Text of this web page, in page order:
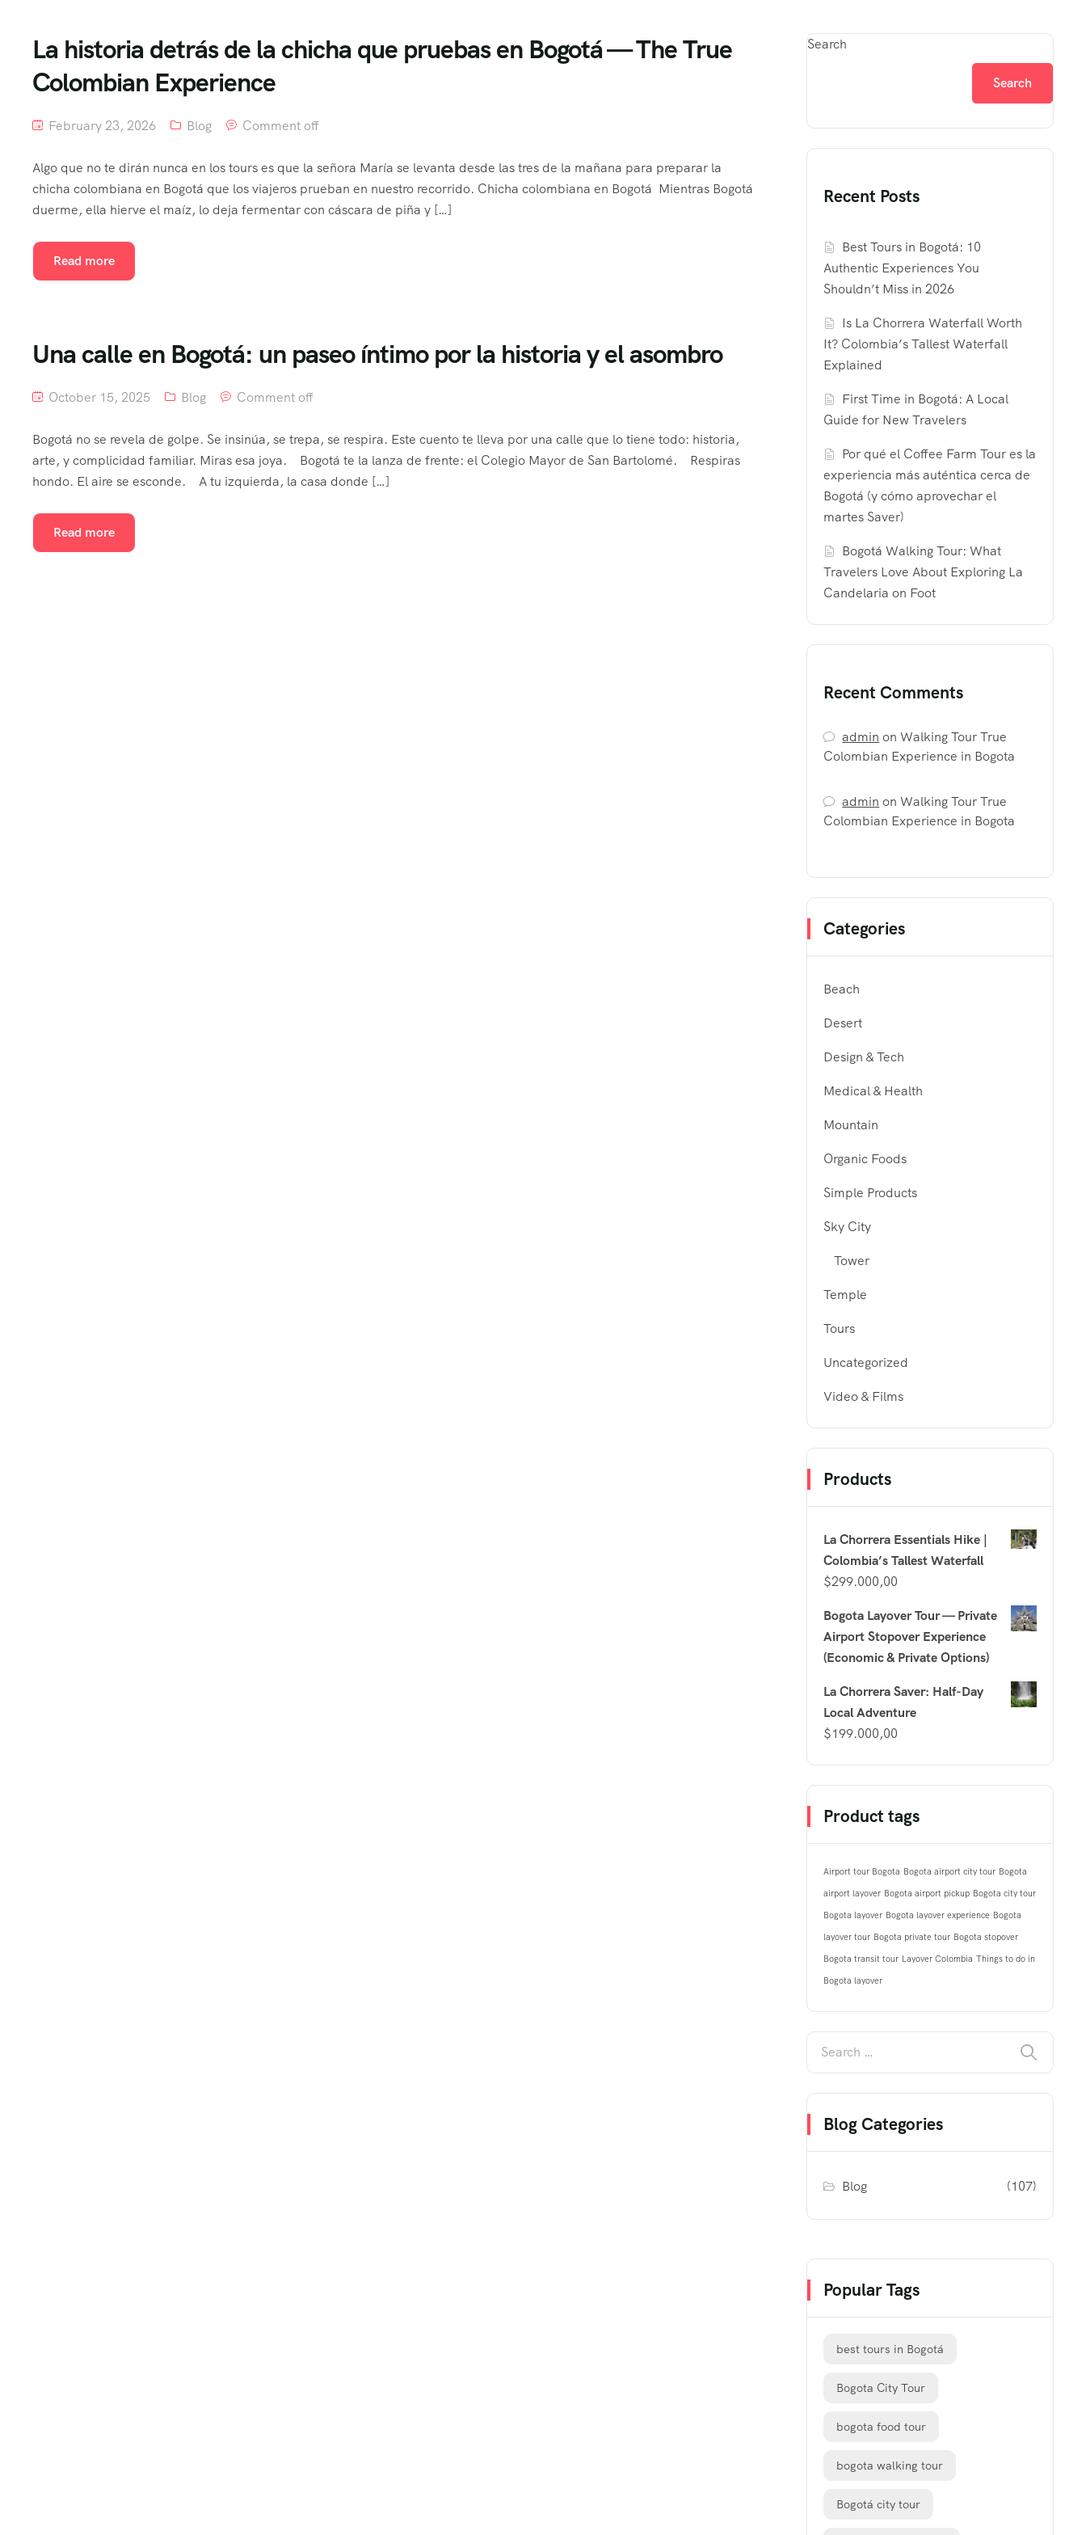
La historia detrás de la chicha que pruebas en Bogotá — The True
Colombian Experience
February 23, 2026 Blog Comment off
Algo que no te dirán nunca en los tours es que la señora María se levanta desde las tres de la mañana para preparar la
chicha colombiana en Bogotá que los viajeros prueban en nuestro recorrido. Chicha colombiana en Bogotá Mientras Bogotá
duerme, ella hierve el maíz, lo deja fermentar con cáscara de piña y […]
Read more
Una calle en Bogotá: un paseo íntimo por la historia y el asombro
October 15, 2025 Blog Comment off
Bogotá no se revela de golpe. Se insinúa, se trepa, se respira. Este cuento te lleva por una calle que lo tiene todo: historia,
arte, y complicidad familiar. Miras esa joya. Bogotá te la lanza de frente: el Colegio Mayor de San Bartolomé. Respiras
hondo. El aire se esconde. A tu izquierda, la casa donde […]
Read more
Search
Search
Recent Posts
Best Tours in Bogotá: 10
Authentic Experiences You
Shouldn’t Miss in 2026
Is La Chorrera Waterfall Worth
It? Colombia’s Tallest Waterfall
Explained
First Time in Bogotá: A Local
Guide for New Travelers
Por qué el Coffee Farm Tour es la
experiencia más auténtica cerca de
Bogotá (y cómo aprovechar el
martes Saver)
Bogotá Walking Tour: What
Travelers Love About Exploring La
Candelaria on Foot
Recent Comments
admin onWalking Tour True
Colombian Experience in Bogota
admin onWalking Tour True
Colombian Experience in Bogota
Categories
Beach
Desert
Design & Tech
Medical & Health
Mountain
Organic Foods
Simple Products
Sky City
Tower
Temple
Tours
Uncategorized
Video & Films
Products
La Chorrera Essentials Hike |
Colombia’s Tallest Waterfall
$299.000,00
Bogota Layover Tour — Private
Airport Stopover Experience
(Economic & Private Options)
La Chorrera Saver: Half-Day
Local Adventure
$199.000,00
Product tags
Airport tour Bogota Bogota airport city tour Bogota
airport layover Bogota airport pickup Bogota city tour
Bogota layover Bogota layover experience Bogota
layover tour Bogota private tour Bogota stopover
Bogota transit tour Layover Colombia Things to do in
Bogota layover
Blog Categories
Blog (107)
Popular Tags
best tours in Bogotá
Bogota City Tour
bogota food tour
bogota walking tour
Bogotá city tour